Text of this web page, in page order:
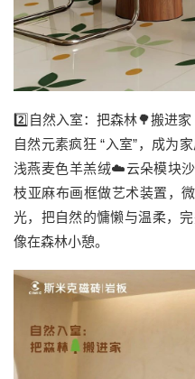
2️⃣自然入室：把森林🌳搬进家
自然元素疯狂 “入室”，成为
浅燕麦色羊羔绒☁️云朵模块
枝亚麻布画框做艺术装置，
光，把自然的慵懒与温柔，
像在森林小憩。